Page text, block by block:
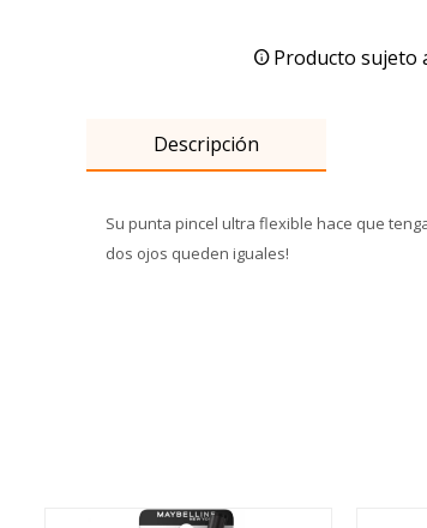
Producto sujeto
Descripción
Su punta pincel ultra flexible hace que
dos ojos queden iguales!